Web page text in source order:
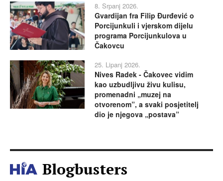
8. Srpanj 2026.
Gvardijan fra Filip Đurđević o
Porcijunkuli i vjerskom dijelu
programa Porcijunkulova u
Čakovcu
25. Lipanj 2026.
Nives Radek - Čakovec vidim
kao uzbudljivu živu kulisu,
promenadni „muzej na
otvorenom”, a svaki posjetitelj
dio je njegova „postava”
Blogbusters